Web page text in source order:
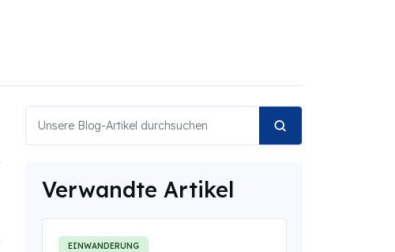
Verwandte Artikel
EINWANDERUNG